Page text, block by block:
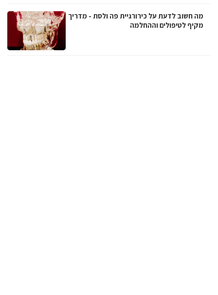
מה חשוב לדעת על כירורגיית פה ולסת - מדריך
מקיף לטיפולים וההחלמה